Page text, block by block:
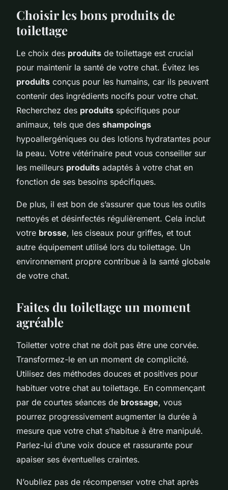
Choisir les bons produits de
toilettage
Le choix des produits de toilettage est crucial
pour maintenir la santé de votre chat. Évitez les
produits conçus pour les humains, car ils peuvent
contenir des ingrédients nocifs pour votre chat.
Recherchez des produits spécifiques pour
animaux, tels que des shampoings
hypoallergéniques ou des lotions hydratantes pour
la peau. Votre vétérinaire peut vous conseiller sur
les meilleurs produits adaptés à votre chat en
fonction de ses besoins spécifiques.
De plus, il est bon de s’assurer que tous les outils
nettoyés et désinfectés régulièrement. Cela inclut
votre brosse, les ciseaux pour griffes, et tout
autre équipement utilisé lors du toilettage. Un
environnement propre contribue à la santé globale
de votre chat.
Faites du toilettage un moment
agréable
Toiletter votre chat ne doit pas être une corvée.
Transformez-le en un moment de complicité.
Utilisez des méthodes douces et positives pour
habituer votre chat au toilettage. En commençant
par de courtes séances de brossage, vous
pourrez progressivement augmenter la durée à
mesure que votre chat s’habitue à être manipulé.
Parlez-lui d’une voix douce et rassurante pour
apaiser ses éventuelles craintes.
N’oubliez pas de récompenser votre chat après